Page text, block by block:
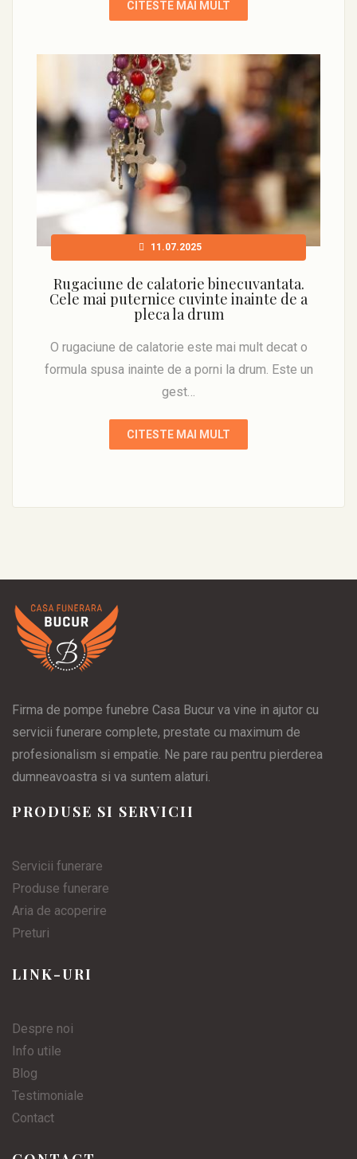
CITESTE MAI MULT
11.07.2025
Rugaciune de calatorie binecuvantata.
Cele mai puternice cuvinte inainte de a
pleca la drum
O rugaciune de calatorie este mai mult decat o
formula spusa inainte de a porni la drum. Este un
gest…
CITESTE MAI MULT
Firma de pompe funebre Casa Bucur va vine in ajutor cu
servicii funerare complete, prestate cu maximum de
profesionalism si empatie. Ne pare rau pentru pierderea
dumneavoastra si va suntem alaturi.
PRODUSE SI SERVICII
Servicii funerare
Produse funerare
Aria de acoperire
Preturi
LINK-URI
Despre noi
Info utile
Blog
Testimoniale
Contact